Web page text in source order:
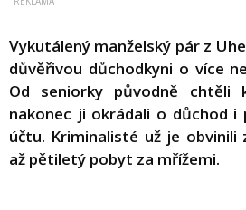
Vykutálený manželský pár z
důvěřivou důchodkyni o více
Od seniorky původně chtěli
nakonec ji okrádali o důchod i
účtu. Kriminalisté už je obvinili
až pětiletý pobyt za mřížemi.